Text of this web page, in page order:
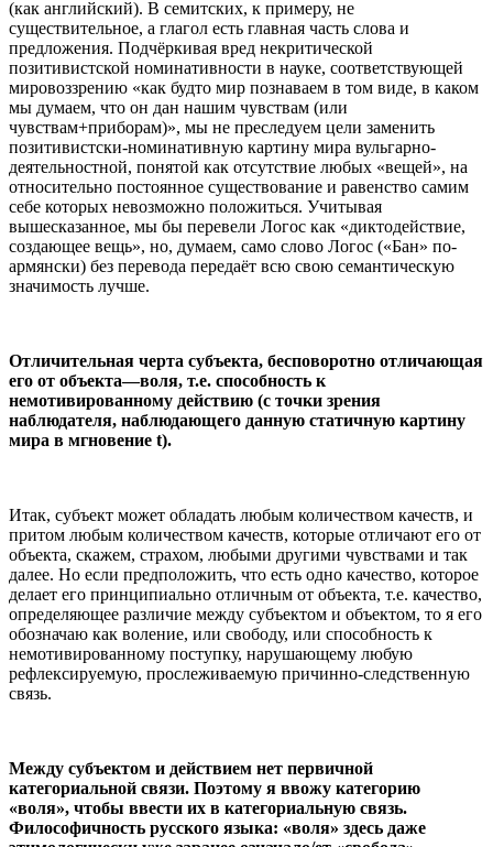
(как английский). В семитских, к примеру, не
существительное, а глагол есть главная часть слова и
предложения. Подчёркивая вред некритической
позитивистской номинативности в науке, соответствующей
мировоззрению «как будто мир познаваем в том виде, в каком
мы думаем, что он дан нашим чувствам (или
чувствам+приборам)», мы не преследуем цели заменить
позитивистски-номинативную картину мира вульгарно-
деятельностной, понятой как отсутствие любых «вещей», на
относительно постоянное существование и равенство самим
себе которых невозможно положиться. Учитывая
вышесказанное, мы бы перевели Логос как «диктодействие,
создающее вещь», но, думаем, само слово Логос («Бан» по-
армянски) без перевода передаёт всю свою семантическую
значимость лучше.
Отличительная черта субъекта, бесповоротно отличающая
его от объекта—воля, т.е. способность к
немотивированному действию (с точки зрения
наблюдателя, наблюдающего данную статичную картину
мира в мгновение t).
Итак, субъект может обладать любым количеством качеств, и
притом любым количеством качеств, которые отличают его от
объекта, скажем, страхом, любыми другими чувствами и так
далее. Но если предположить, что есть одно качество, которое
делает его принципиально отличным от объекта, т.е. качество,
определяющее различие между субъектом и объектом, то я его
обозначаю как воление, или свободу, или способность к
немотивированному поступку, нарушающему любую
рефлексируемую, прослеживаемую причинно-следственную
связь.
Между субъектом и действием нет первичной
категориальной связи. Поэтому я ввожу категорию
«воля», чтобы ввести их в категориальную связь.
Философичность русского языка: «воля» здесь даже